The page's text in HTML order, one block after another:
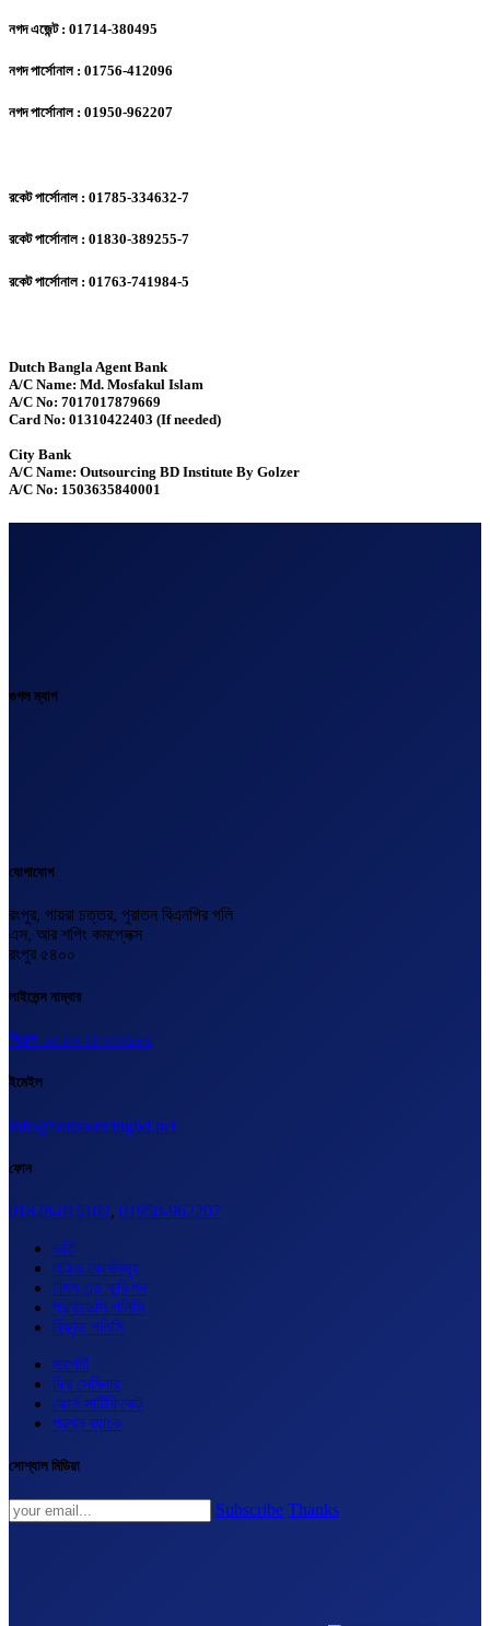
নগদ এজেন্ট : 01714-380495
নগদ পার্সোনাল : 01756-412096
নগদ পার্সোনাল : 01950-962207
রকেট পার্সোনাল : 01785-334632-7
রকেট পার্সোনাল : 01830-389255-7
রকেট পার্সোনাল : 01763-741984-5
Dutch Bangla Agent Bank
A/C Name: Md. Mosfakul Islam
A/C No: 7017017879669
Card No: 01310422403 (If needed)
City Bank
A/C Name: Outsourcing BD Institute By Golzer
A/C No: 1503635840001
গুগল ম্যাপ
যোগাযোগ
রংপুর, পায়রা চত্তর, পুরাতন বিএনপির গলি
এস, আর শপিং কমপ্লেক্স
রংপুর ৫৪০০
লাইসেন্স নাম্বার
বিএল-২০২৩-২৪০০০১৬২
ইমেইল
info@outsourcingbd.net
ফোন
01828-015102, 01950-962207
ভর্তি
লাইভ কোর্সসমূহ
টার্মস এন্ড কন্ডিশন
প্রাইভেসি পলিসি
রিফান্ড পলিসি
সাপোর্ট
ফ্রি সেমিনার
কোর্স সার্টিফিকেট
প্রশ্ন ব্যাংক
সোশ্যাল মিডিয়া
Subscribe Thanks